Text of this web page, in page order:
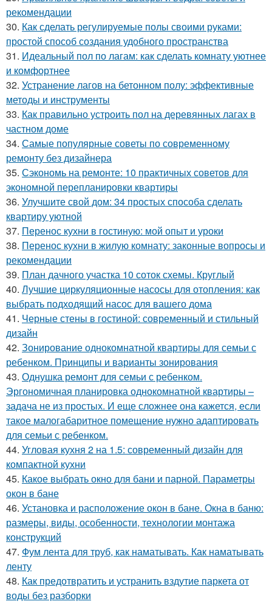
рекомендации
30. Как сделать регулируемые полы своими руками:
простой способ создания удобного пространства
31. Идеальный пол по лагам: как сделать комнату уютнее
и комфортнее
32. Устранение лагов на бетонном полу: эффективные
методы и инструменты
33. Как правильно устроить пол на деревянных лагах в
частном доме
34. Самые популярные советы по современному
ремонту без дизайнера
35. Сэкономь на ремонте: 10 практичных советов для
экономной перепланировки квартиры
36. Улучшите свой дом: 34 простых способа сделать
квартиру уютной
37. Перенос кухни в гостиную: мой опыт и уроки
38. Перенос кухни в жилую комнату: законные вопросы и
рекомендации
39. План дачного участка 10 соток схемы. Круглый
40. Лучшие циркуляционные насосы для отопления: как
выбрать подходящий насос для вашего дома
41. Черные стены в гостиной: современный и стильный
дизайн
42. Зонирование однокомнатной квартиры для семьи с
ребенком. Принципы и варианты зонирования
43. Однушка ремонт для семьи с ребенком.
Эргономичная планировка однокомнатной квартиры –
задача не из простых. И еще сложнее она кажется, если
такое малогабаритное помещение нужно адаптировать
для семьи с ребенком.
44. Угловая кухня 2 на 1.5: современный дизайн для
компактной кухни
45. Какое выбрать окно для бани и парной. Параметры
окон в бане
46. Установка и расположение окон в бане. Окна в баню:
размеры, виды, особенности, технологии монтажа
конструкций
47. Фум лента для труб, как наматывать. Как наматывать
ленту
48. Как предотвратить и устранить вздутие паркета от
воды без разборки